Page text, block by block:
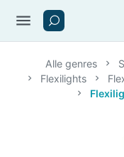
menu
Alle genres
Flexilights